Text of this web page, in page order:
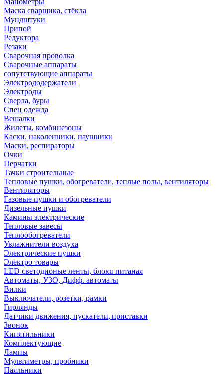
Манометры
Маска сварщика, стёкла
Мундштуки
Припой
Редуктора
Резаки
Сварочная проволка
Сварочные аппараты
сопутствующие аппараты
Электрододержатели
Электроды
Сверла, буры
Спец одежда
Вешалки
Жилеты, комбинезоны
Каски, наколенники, наушники
Маски, респираторы
Очки
Перчатки
Тачки строительные
Тепловые пушки, обогреватели, теплые полы, вентиляторы
Вентиляторы
Газовые пушки и обогреватели
Дизельные пушки
Камины электрические
Тепловые завесы
Теплообогреватели
Увлажнители воздуха
Электрические пушки
Электро товары
LED светодионые ленты, блоки питаная
Автоматы, УЗО, Дифф. автоматы
Вилки
Выключатели, розетки, рамки
Гирлянды
Датчики движения, пускатели, приставки
Звонок
Кипятильники
Комплектующие
Лампы
Мультиметры, пробники
Паяльники